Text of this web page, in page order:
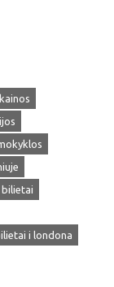
bilietai
i londona